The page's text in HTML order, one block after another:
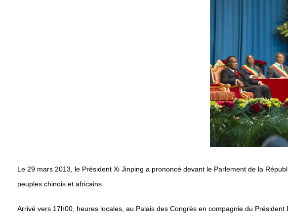
Le 29 mars 2013, le Président Xi Jinping a prononcé devant le Parlement de la
peuples chinois et africains.
Arrivé vers 17h00, heures locales, au Palais des Congrès en compagnie du